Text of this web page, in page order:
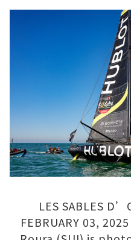
LES SABLES
FEBRUARY 03,